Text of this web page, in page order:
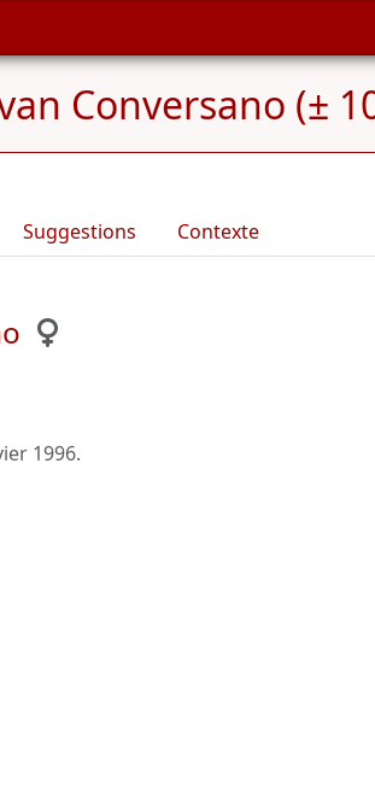
Conversano (±
Suggestions Contexte
1996.